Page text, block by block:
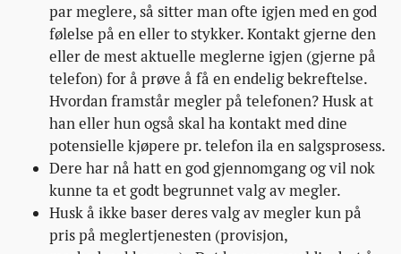
par meglere, så sitter man ofte igjen med en god
følelse på en eller to stykker. Kontakt gjerne den
eller de mest aktuelle meglerne igjen (gjerne på
telefon) for å prøve å få en endelig bekreftelse.
Hvordan framstår megler på telefonen? Husk at
han eller hun også skal ha kontakt med dine
potensielle kjøpere pr. telefon ila en salgsprosess.
Dere har nå hatt en god gjennomgang og vil nok
kunne ta et godt begrunnet valg av megler.
Husk å ikke baser deres valg av megler kun på
pris på meglertjenesten (provisjon,